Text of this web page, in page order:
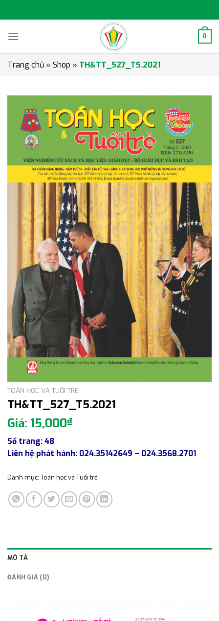
to
0
Trang chủ » Shop » TH&TT_527_T5.2021
TOÁN HỌC VÀ TUỔI TRẺ
TH&TT_527_T5.2021
15,000₫
Số trang: 48
Liên hệ phát hành: 024.35142649 – 024.3568.2701
Danh mục: Toán học và Tuổi trẻ
MÔ TẢ
ĐÁNH GIÁ (0)